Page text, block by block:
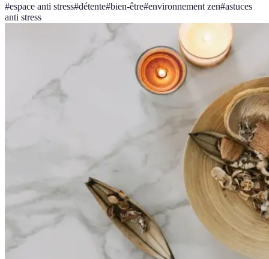
#espace anti stress#détente#bien-être#environnement zen#astuces
anti stress